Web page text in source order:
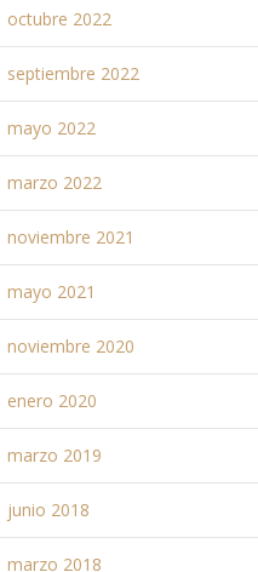
octubre 2022
septiembre 2022
mayo 2022
marzo 2022
noviembre 2021
mayo 2021
noviembre 2020
enero 2020
marzo 2019
junio 2018
marzo 2018